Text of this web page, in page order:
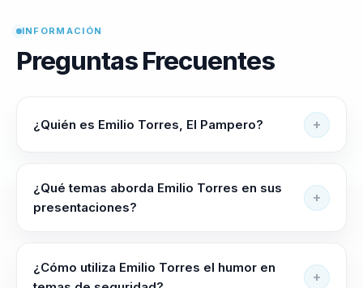
INFORMACIÓN
Preguntas Frecuentes
¿Quién es Emilio Torres, El Pampero?
profesional chileno de la prevención de riesgos y
comediante. Su trabajo combina humor, teatro y
¿Qué temas aborda Emilio Torres en sus
presentaciones?
riesgos, seguridad laboral, autocuidado, gestión de
riesgos, cultura preventiva y comunicación mediante
¿Cómo utiliza Emilio Torres el humor en